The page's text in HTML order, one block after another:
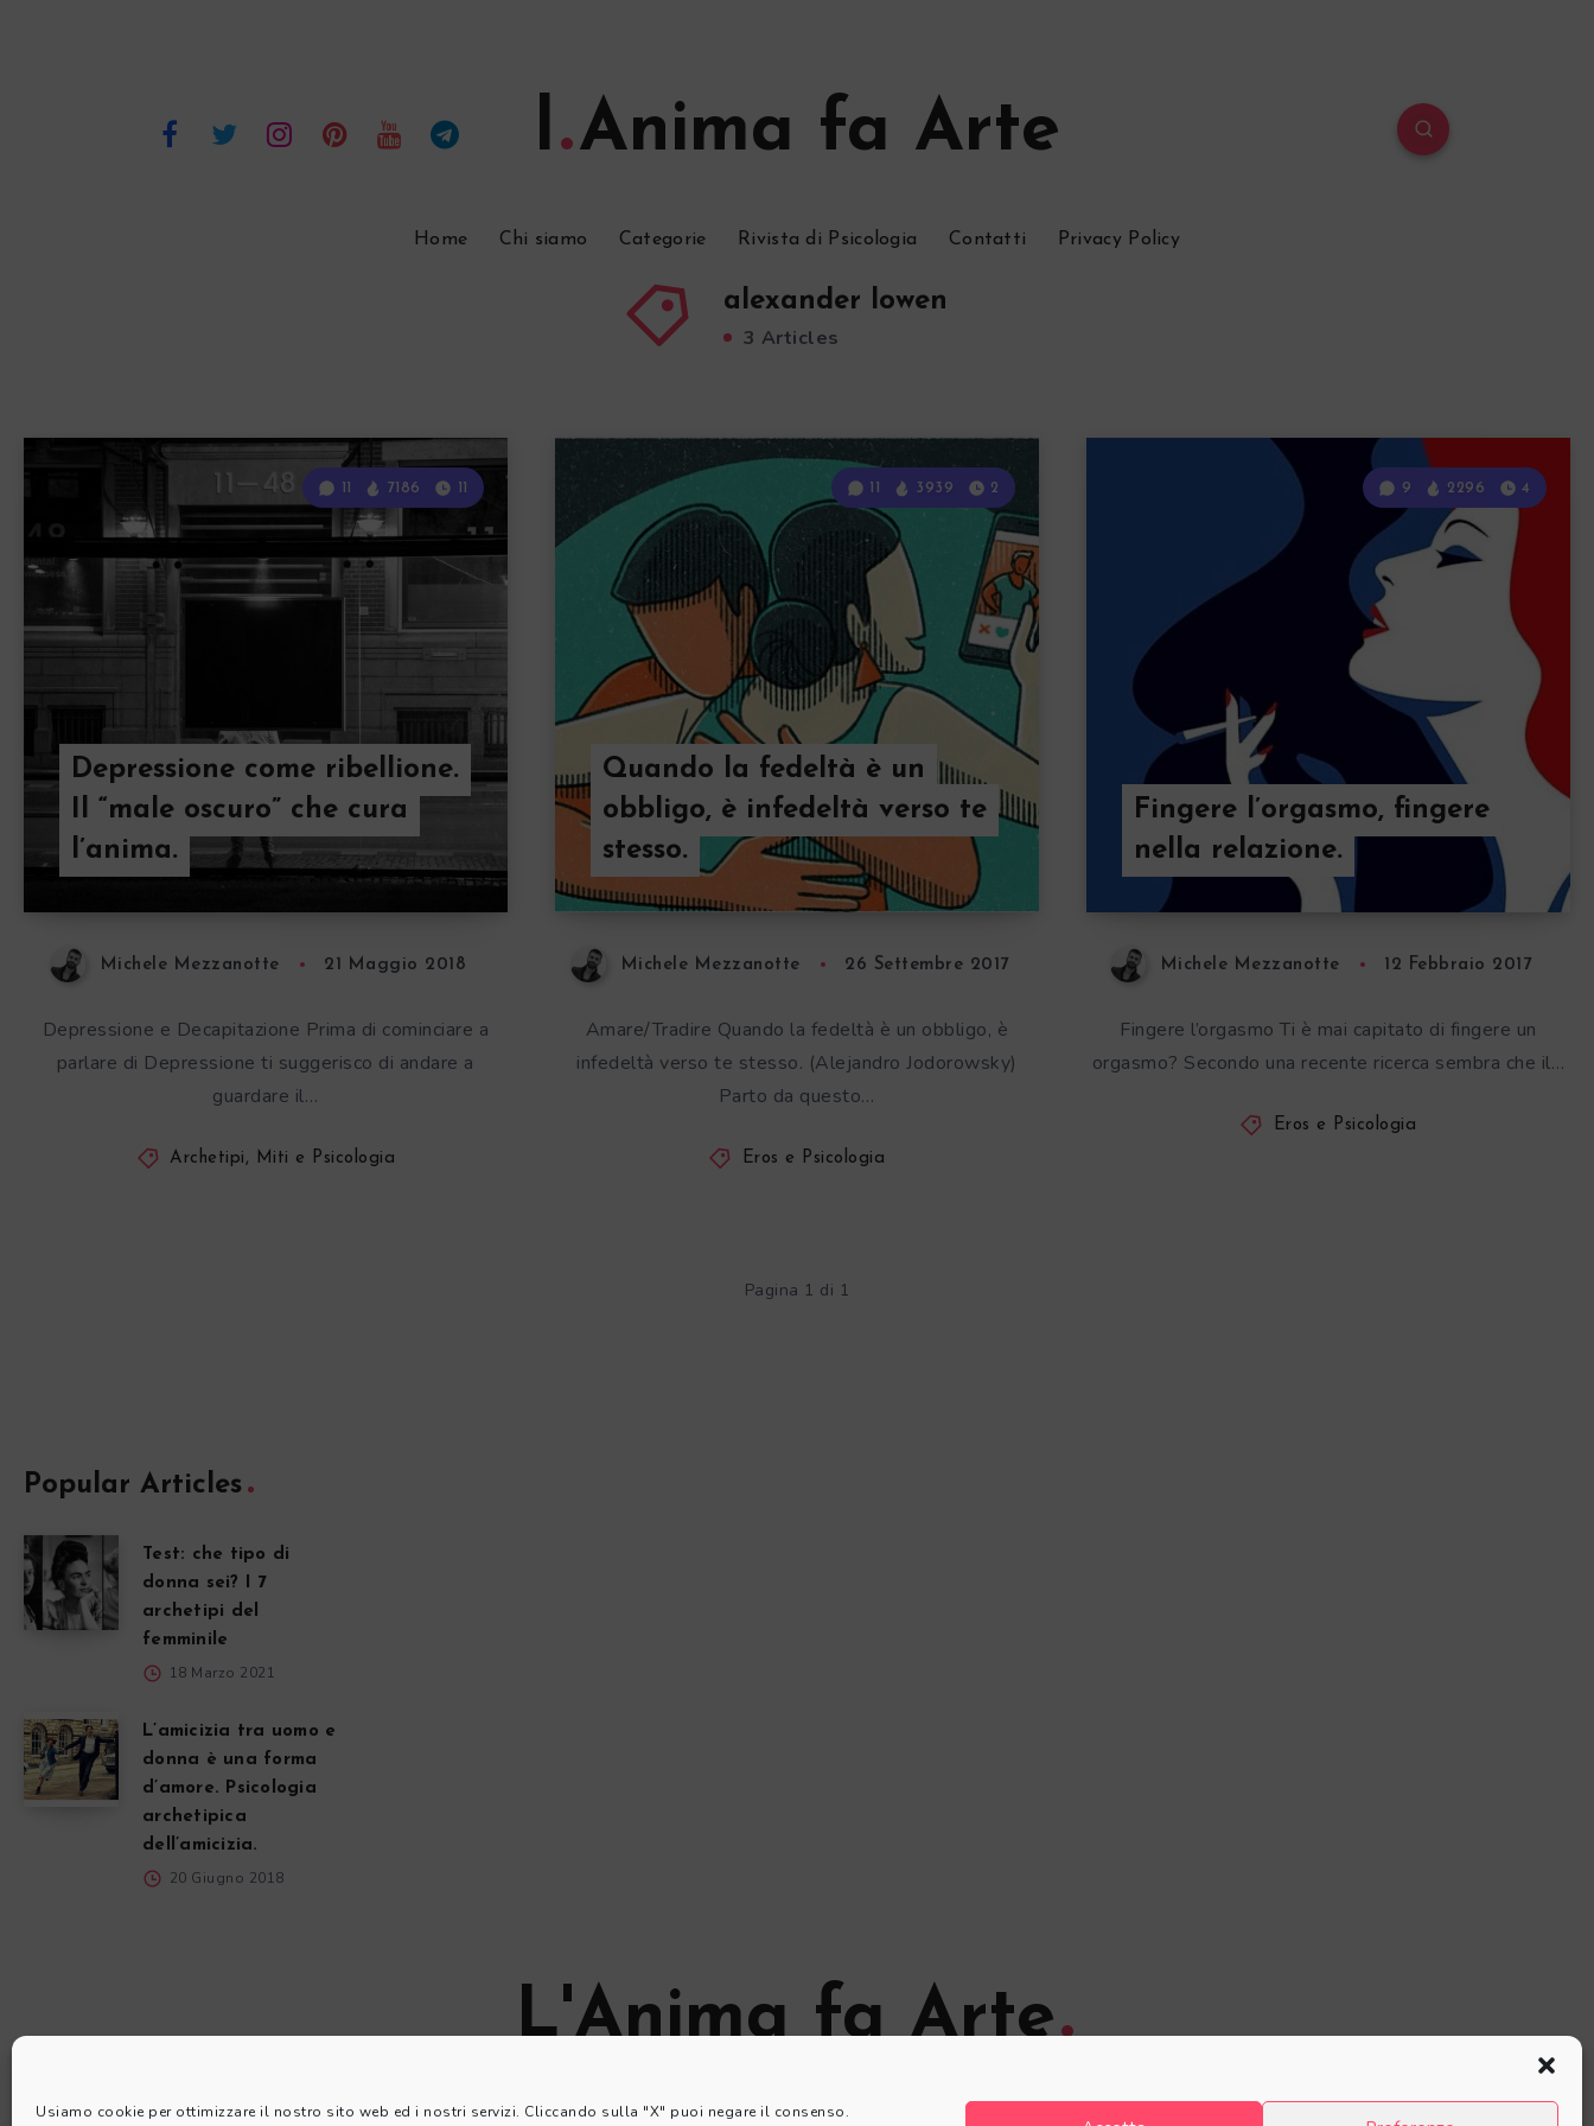
Usiamo cookie per ottimizzare il nostro sito web ed i nostri servizi. Cliccando sulla "X" puoi negare il consenso.
l Anima fa Arte
Home Chi siamo Categorie Rivista di Psicologia Contatti Privacy Policy
alexander lowen
3 Articles
Depressione come ribellione.
Il “male oscuro” che cura
l’anima.
11 7186 11
Michele Mezzanotte 21 Maggio 2018
Depressione e Decapitazione Prima di cominciare a
parlare di Depressione ti suggerisco di andare a
guardare il…
Archetipi, Miti e Psicologia
Quando la fedeltà è un
obbligo, è infedeltà verso te
stesso.
11 3939 2
Michele Mezzanotte 26 Settembre 2017
Amare/Tradire Quando la fedeltà è un obbligo, è
infedeltà verso te stesso. (Alejandro Jodorowsky)
Parto da questo…
Eros e Psicologia
Fingere l’orgasmo, fingere
nella relazione.
9 2296 4
Michele Mezzanotte 12 Febbraio 2017
Fingere l’orgasmo Ti è mai capitato di fingere un
orgasmo? Secondo una recente ricerca sembra che il…
Eros e Psicologia
Pagina 1 di 1
Popular Articles
Test: che tipo di
donna sei? I 7
archetipi del
femminile
18 Marzo 2021
L’amicizia tra uomo e
donna è una forma
d’amore. Psicologia
archetipica
dell’amicizia.
20 Giugno 2018
L'Anima fa Arte
© L'Anima fa Arte